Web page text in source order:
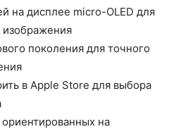
на дисплее micro-OLED для
поколения для точного
в Apple Store для выбора
на